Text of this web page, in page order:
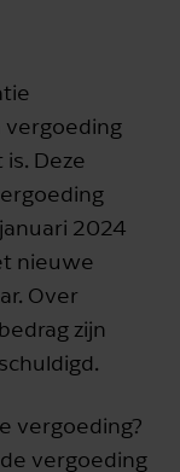
vergoeding
Deze
2024
nieuwe
Over
zijn
vergoeding?
vergoeding